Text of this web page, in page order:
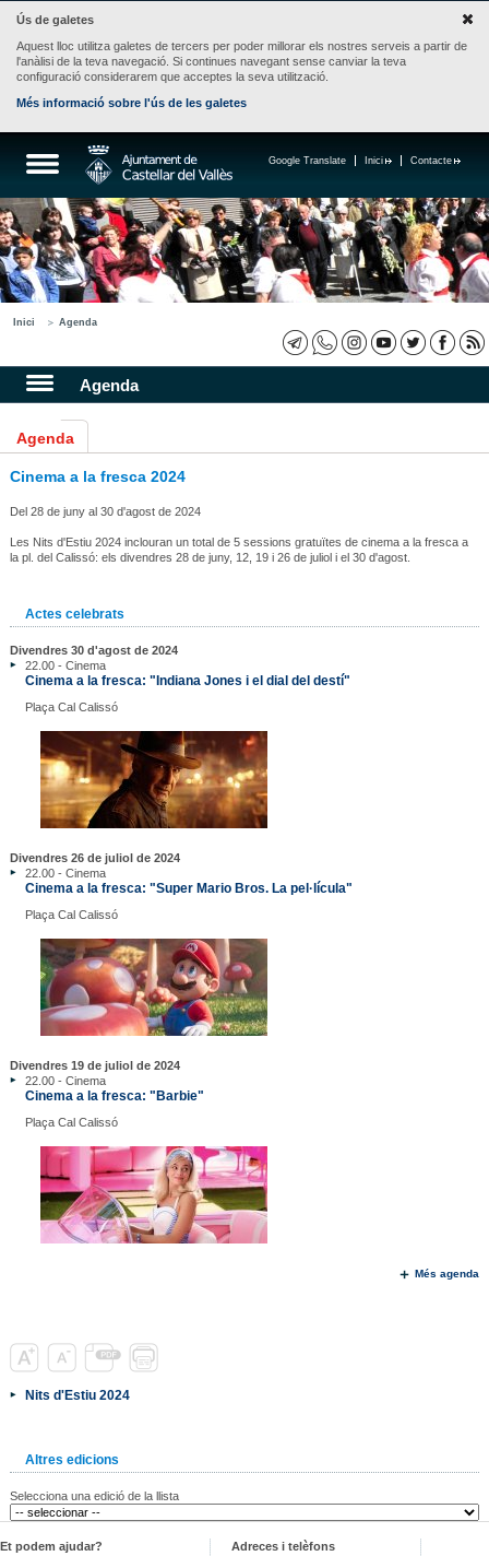
Ús de galetes
Aquest lloc utilitza galetes de tercers per poder millorar els nostres serveis a partir de
l'anàlisi de la teva navegació. Si continues navegant sense canviar la teva
configuració considerarem que acceptes la seva utilització.
Més informació sobre l'ús de les galetes
Contacte
Inici
Google Translate
Inici Agenda
Agenda
Agenda
Cinema a la fresca 2024
Del 28 de juny al 30 d'agost de 2024
Les Nits d'Estiu 2024 inclouran un total de 5 sessions gratuïtes de cinema a la fresca a
la pl. del Calissó: els divendres 28 de juny, 12, 19 i 26 de juliol i el 30 d'agost.
Actes celebrats
Divendres 30 d'agost de 2024
22.00 - Cinema
Cinema a la fresca: "Indiana Jones i el dial del destí"
Plaça Cal Calissó
Divendres 26 de juliol de 2024
22.00 - Cinema
Cinema a la fresca: "Super Mario Bros. La pel·lícula"
Plaça Cal Calissó
Divendres 19 de juliol de 2024
22.00 - Cinema
Cinema a la fresca: "Barbie"
Plaça Cal Calissó
Més agenda
Nits d'Estiu 2024
Altres edicions
Selecciona una edició de la llista
Et podem ajudar?
Adreces i telèfons